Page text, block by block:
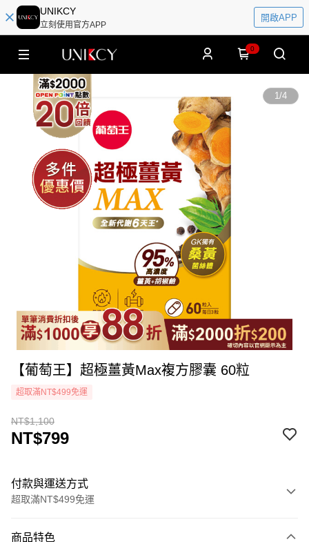
UNIKCY
立刻使用官方APP
開啟APP
0
1/4
【葡萄王】超極薑黃Max複方膠囊 60粒
超取滿NT$499免運
NT$1,100
NT$799
付款與運送方式
超取滿NT$499免運
商品特色